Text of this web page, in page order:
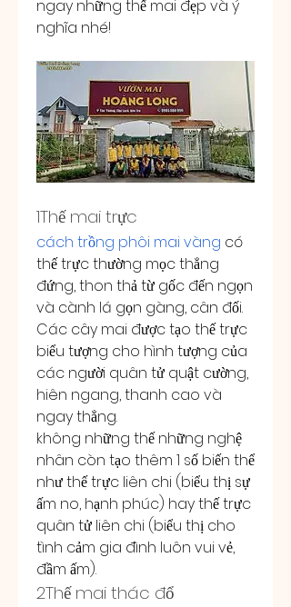
ngay những thế mai đẹp và ý
nghĩa nhé!
1Thế mai trực
cách trồng phôi mai vàng có
thế trực thường mọc thẳng
đứng, thon thả từ gốc đến ngọn
và cành lá gọn gàng, cân đối.
Các cây mai được tạo thế trực
biểu tượng cho hình tượng của
các người quân tử quật cường,
hiên ngang, thanh cao và
ngay thẳng.
không những thế những nghệ
nhân còn tạo thêm 1 số biến thể
như thế trực liên chi (biểu thị sự
ấm no, hạnh phúc) hay thế trực
quân tử liên chi (biểu thị cho
tình cảm gia đình luôn vui vẻ,
đầm ấm).
2Thế mai thác đổ